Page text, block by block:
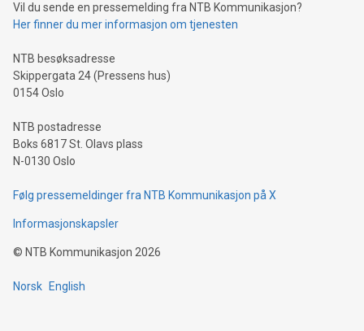
Vil du sende en pressemelding fra NTB Kommunikasjon?
Her finner du mer informasjon om tjenesten
NTB besøksadresse
Skippergata 24 (Pressens hus)
0154 Oslo
NTB postadresse
Boks 6817 St. Olavs plass
N-0130 Oslo
Følg pressemeldinger fra NTB Kommunikasjon på X
Informasjonskapsler
© NTB Kommunikasjon 2026
Norsk English